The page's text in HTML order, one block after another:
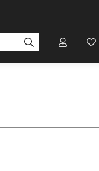
Regelbücher